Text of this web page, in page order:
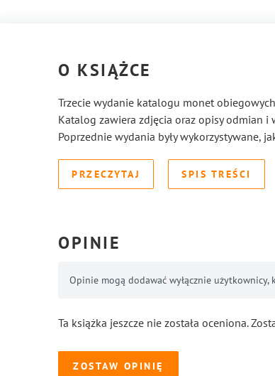
O KSIĄŻCE
Trzecie wydanie katalogu monet
Katalog zawiera zdjęcia oraz opisy odmian
Poprzednie wydania były wykorzystywane,
PRZECZYTAJ SPIS TREŚCI
OPINIE
Opinie mogą dodawać wyłącznie
Ta książka jeszcze nie została oceniona.
ZOSTAW OPINIĘ